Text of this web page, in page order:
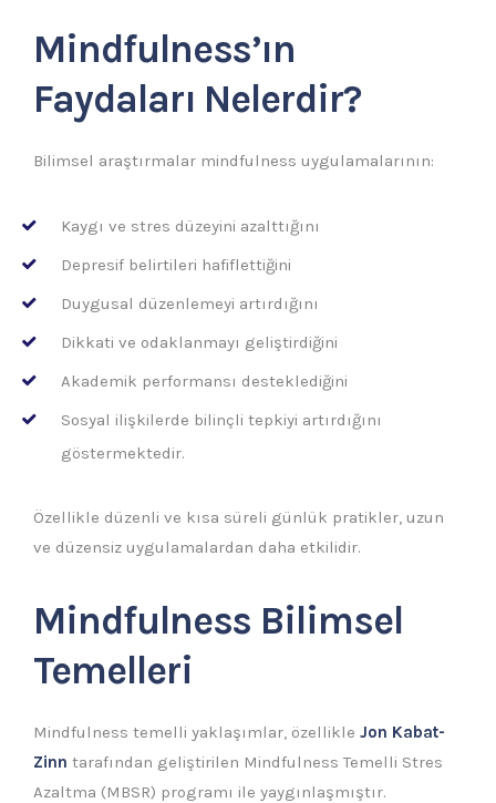
Mindfulness’ın
Faydaları Nelerdir?
Bilimsel araştırmalar mindfulness uygulamalarının:
Kaygı ve stres düzeyini azalttığını
Depresif belirtileri hafiflettiğini
Duygusal düzenlemeyi artırdığını
Dikkati ve odaklanmayı geliştirdiğini
Akademik performansı desteklediğini
Sosyal ilişkilerde bilinçli tepkiyi artırdığını
göstermektedir.
Özellikle düzenli ve kısa süreli günlük pratikler, uzun
ve düzensiz uygulamalardan daha etkilidir.
Mindfulness Bilimsel
Temelleri
Mindfulness temelli yaklaşımlar, özellikle Jon Kabat-
Zinn tarafından geliştirilen Mindfulness Temelli Stres
Azaltma (MBSR) programı ile yaygınlaşmıştır.